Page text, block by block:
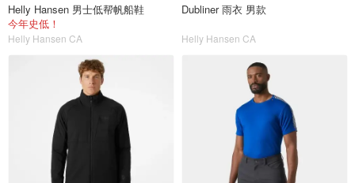
Helly Hansen 男士低帮帆船鞋
今年史低！
Helly Hansen CA
Dubliner 雨衣 男款
Helly Hansen CA